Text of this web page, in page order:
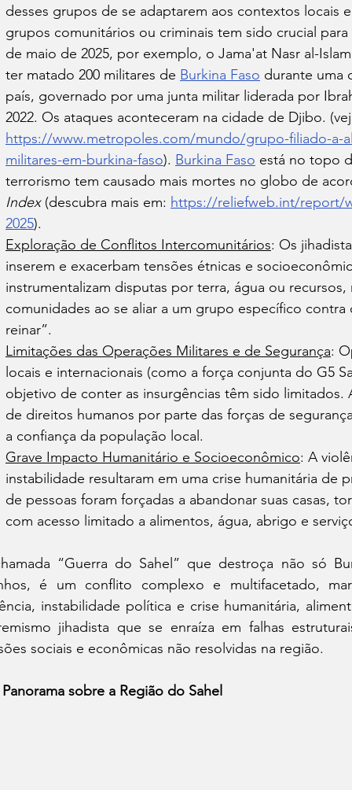
desses grupos de se adaptarem aos contextos locais
grupos comunitários ou criminais tem sido crucial
de maio de 2025, por exemplo, o Jama'at Nasr al-
ter matado 200 militares de Burkina Faso durante uma
país, governado por uma junta militar liderada por
2022. Os ataques aconteceram na cidade de Djibo.
https://www.metropoles.com/mundo/grupo-filiado-a-
militares-em-burkina-faso). Burkina Faso está no topo
terrorismo tem causado mais mortes no globo de
Index (descubra mais em: https://reliefweb.int/report/
2025).
Exploração de Conflitos Intercomunitários: Os
inserem e exacerbam tensões étnicas e
instrumentalizam disputas por terra, água ou
comunidades ao se aliar a um grupo específico
reinar”.
Limitações das Operações Militares e de Segurança:
locais e internacionais (como a força conjunta do G5
objetivo de conter as insurgências têm sido
de direitos humanos por parte das forças de
a confiança da população local.
Grave Impacto Humanitário e Socioeconômico: A
instabilidade resultaram em uma crise humanitária de
de pessoas foram forçadas a abandonar suas casas,
com acesso limitado a alimentos, água, abrigo e
“Guerra do Sahel” que destroça não só
é um conflito complexo e multifacetado,
instabilidade política e crise humanitária,
jihadista que se enraíza em falhas
sociais e econômicas não resolvidas na região.
sobre a Região do Sahel